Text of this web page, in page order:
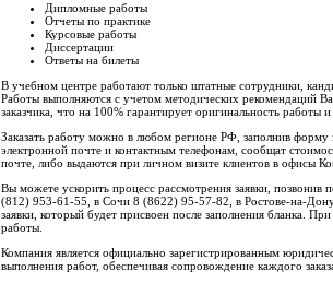
Дипломные работы
Отчеты по практике
Курсовые работы
Диссертации
Ответы на билеты
В учебном центре работают только штатные сотрудники,
Работы выполняются с учетом методических рекомендаций
заказчика, что на 100% гарантирует оригинальность
Заказать работу можно в любом регионе РФ, заполнив
электронной почте и контактным телефонам, сообщат
почте, либо выдаются при личном визите клиентов в офисы
Вы можете ускорить процесс рассмотрения заявки,
(812) 953-61-55, в Сочи 8 (8622) 95-57-82, в Ростове-на-
заявки, который будет присвоен после заполнения бланка.
работы.
Компания является официально зарегистрированным
выполнения работ, обеспечивая сопровождение каждого